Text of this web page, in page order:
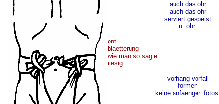
auch das ohr
auch das ohr
serviert gespeist
u. ohr.
ent=
blaetterung
wie man so sagte
riesig
vorhang vorfall
formen
keine anfaenger.